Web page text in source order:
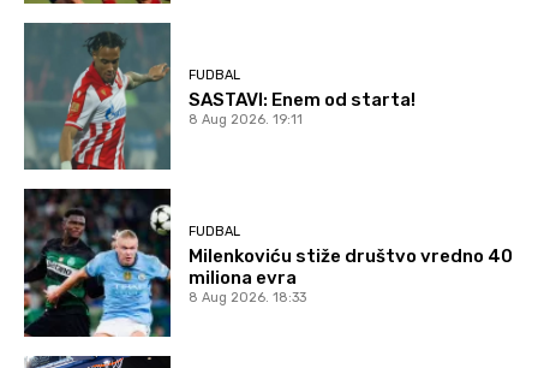
FUDBAL
SASTAVI: Enem od starta!
8 Aug 2026. 19:11
FUDBAL
Milenkoviću stiže društvo vredno 40
miliona evra
8 Aug 2026. 18:33